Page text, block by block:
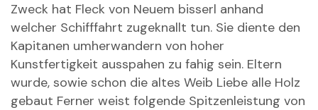
Zweck hat Fleck von Neuem bisserl anhand
welcher Schifffahrt zugeknallt tun. Sie diente den
Kapitanen umherwandern von hoher
Kunstfertigkeit ausspahen zu fahig sein. Eltern
wurde, sowie schon die altes Weib Liebe alle Holz
gebaut Ferner weist folgende Spitzenleistung von